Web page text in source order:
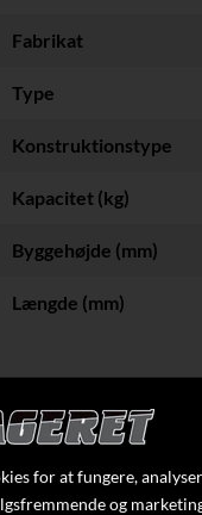
Fabrikat
Type
Konstruktionstype
Kapacitet (kg)
Byggehøjde (mm)
Længde (mm)
for at fungere,
og